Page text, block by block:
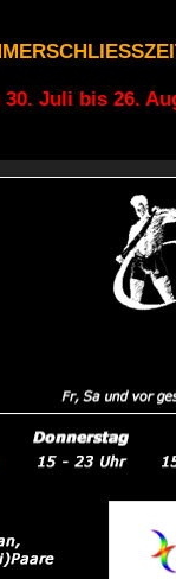
Juli bis 26.